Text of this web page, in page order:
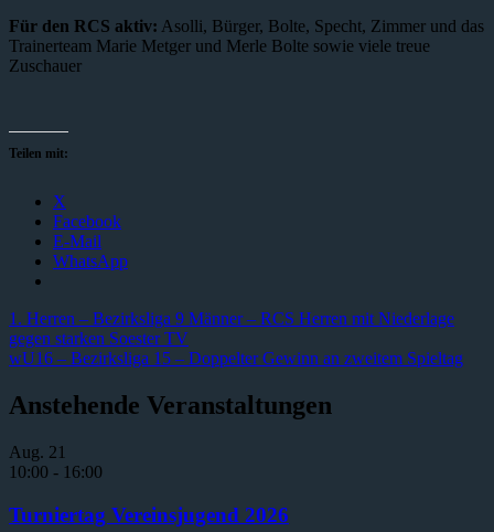
Für den RCS aktiv: Asolli, Bürger, Bolte, Specht, Zimmer und das
Trainerteam Marie Metger und Merle Bolte sowie viele treue
Zuschauer
Teilen mit:
X
Facebook
E-Mail
WhatsApp
Beitragsnavigation
Vorheriger
Beitrag:
1. Herren – Bezirksliga 9 Männer – RCS Herren mit Niederlage
gegen starken Soester TV
Nächster
wU16 – Bezirksliga 15 – Doppelter Gewinn an zweitem Spieltag
Anstehende Veranstaltungen
Aug. 21
10:00 - 16:00
Turniertag Vereinsjugend 2026